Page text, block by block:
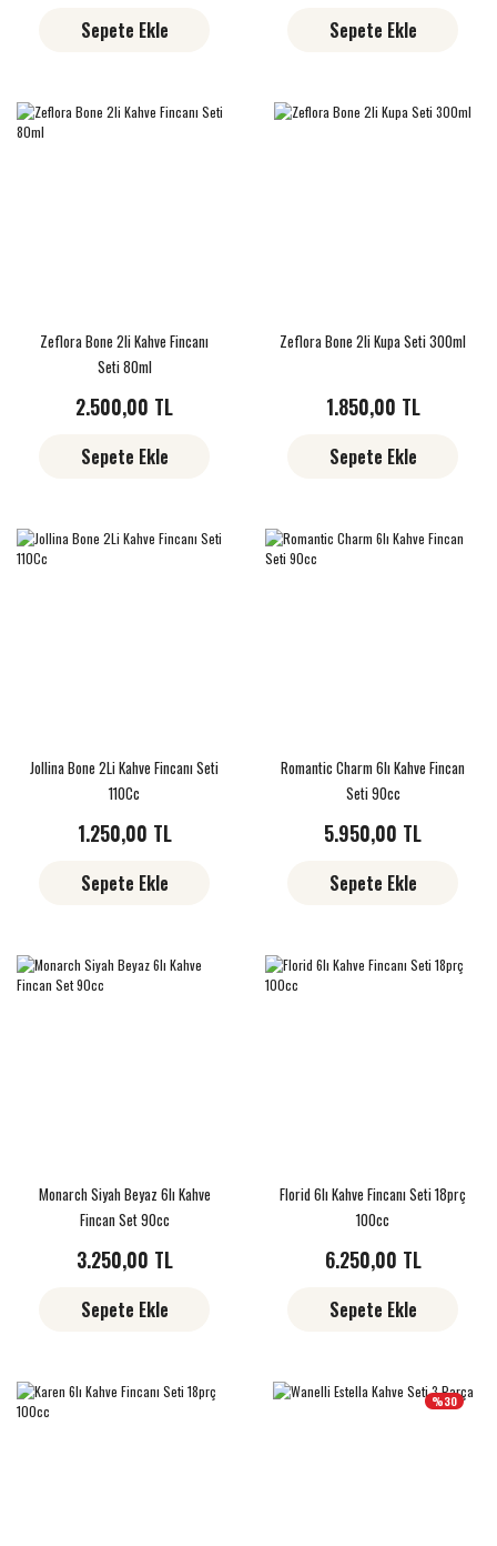
Sepete Ekle Sepete Ekle
Zeflora Bone 2li Kahve Fincanı
Seti 80ml
2.500,00 TL
Sepete Ekle
Zeflora Bone 2li Kupa Seti 300ml
1.850,00 TL
Sepete Ekle
Jollina Bone 2Li Kahve Fincanı Seti
110Cc
1.250,00 TL
Sepete Ekle
Romantic Charm 6lı Kahve Fincan
Seti 90cc
5.950,00 TL
Sepete Ekle
Monarch Siyah Beyaz 6lı Kahve
Fincan Set 90cc
3.250,00 TL
Sepete Ekle
Florid 6lı Kahve Fincanı Seti 18prç
100cc
6.250,00 TL
Sepete Ekle
%30